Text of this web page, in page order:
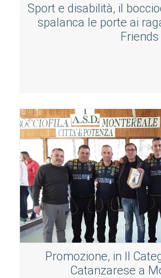
Sport e disabilità, il
spalanca le porte ai
Friends
Promozione, in II
Catanzarese a